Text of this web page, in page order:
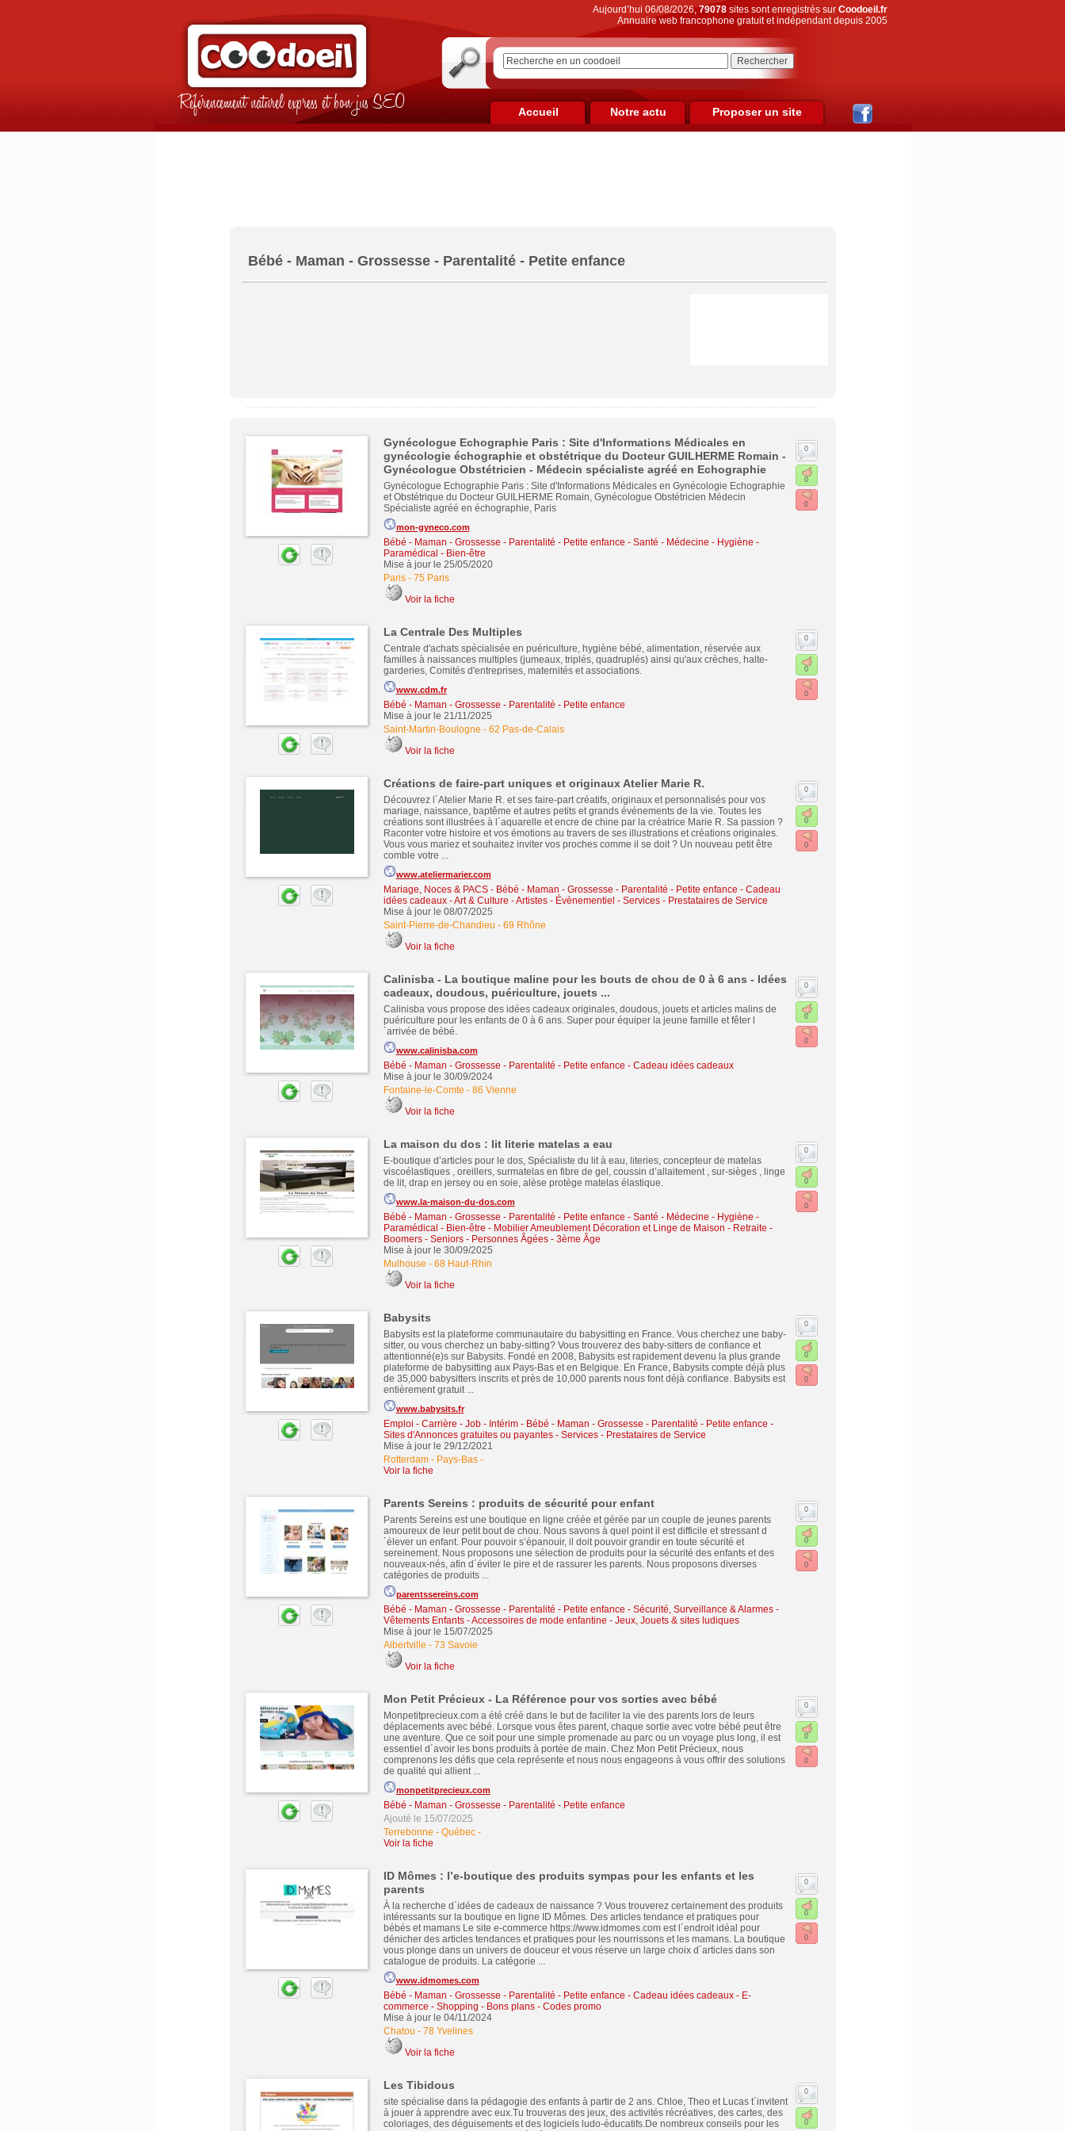
Référencement naturel express et bon jus SEO
Aujourd’hui 06/08/2026,79078sites sont enregistrés sur Coodoeil.fr
Annuaire web francophone gratuit et indépendant depuis 2005
Accueil Notre actu Proposer un site
Bébé - Maman - Grossesse - Parentalité - Petite enfance
Gynécologue Echographie Paris : Site d'Informations Médicales en
gynécologie échographie et obstétrique du Docteur GUILHERME Romain -
Gynécologue Obstétricien - Médecin spécialiste agréé en Echographie
Gynécologue Echographie Paris : Site d'Informations Médicales en Gynécologie Echographie
et Obstétrique du Docteur GUILHERME Romain, Gynécologue Obstétricien Médecin
Spécialiste agréé en échographie, Paris
mon-gyneco.com
Bébé - Maman - Grossesse - Parentalité - Petite enfance - Santé - Médecine - Hygiène -
Paramédical - Bien-être
Mise à jour le 25/05/2020
Paris- 75 Paris
Voir la fiche
0
0
0
La Centrale Des Multiples
Centrale d'achats spécialisée en puériculture, hygiène bébé, alimentation, réservée aux
familles à naissances multiples (jumeaux, triplés, quadruplés) ainsi qu'aux crèches, halte-
garderies, Comités d'entreprises, maternités et associations.
www.cdm.fr
Bébé - Maman - Grossesse - Parentalité - Petite enfance
Mise à jour le 21/11/2025
Saint-Martin-Boulogne - 62 Pas-de-Calais
Voir la fiche
0
0
0
Créations de faire-part uniques et originaux Atelier Marie R.
Découvrez l´Atelier Marie R. et ses faire-part créatifs, originaux et personnalisés pour vos
mariage, naissance, baptême et autres petits et grands événements de la vie. Toutes les
créations sont illustrées à l´aquarelle et encre de chine par la créatrice Marie R. Sa passion ?
Raconter votre histoire et vos émotions au travers de ses illustrations et créations originales.
Vous vous mariez et souhaitez inviter vos proches comme il se doit ? Un nouveau petit être
comble votre ...
www.ateliermarier.com
Mariage, Noces & PACS- Bébé - Maman - Grossesse - Parentalité - Petite enfance - Cadeau
idées cadeaux-Art & Culture - Artistes - Évènementiel - Services - Prestataires de Service
Mise à jour le 08/07/2025
Saint-Pierre-de-Chandieu - 69 Rhône
Voir la fiche
0
0
0
Calinisba - La boutique maline pour les bouts de chou de 0 à 6 ans - Idées
cadeaux, doudous, puériculture, jouets ...
Calinisba vous propose des idées cadeaux originales, doudous, jouets et articles malins de
puériculture pour les enfants de 0 à 6 ans. Super pour équiper la jeune famille et fêter l
´arrivée de bébé.
www.calinisba.com
Bébé - Maman - Grossesse - Parentalité - Petite enfance - Cadeau idées cadeaux
Mise à jour le 30/09/2024
Fontaine-le-Comte - 86 Vienne
Voir la fiche
0
0
0
La maison du dos : lit literie matelas a eau
E-boutique d’articles pour le dos, Spécialiste du lit à eau, literies, concepteur de matelas
viscoélastiques , oreillers, surmatelas en fibre de gel, coussin d’allaitement , sur-sièges , linge
de lit, drap en jersey ou en soie, alèse protège matelas élastique.
www.la-maison-du-dos.com
Bébé - Maman - Grossesse - Parentalité - Petite enfance - Santé - Médecine - Hygiène -
Paramédical - Bien-être - Mobilier Ameublement Décoration et Linge de Maison - Retraite -
Boomers - Seniors - Personnes Âgées - 3ème Âge
Mise à jour le 30/09/2025
Mulhouse - 68 Haut-Rhin
Voir la fiche
0
0
0
Babysits
Babysits est la plateforme communautaire du babysitting en France. Vous cherchez une baby-
sitter, ou vous cherchez un baby-sitting? Vous trouverez des baby-sitters de confiance et
attentionné(e)s sur Babysits. Fondé en 2008, Babysits est rapidement devenu la plus grande
plateforme de babysitting aux Pays-Bas et en Belgique. En France, Babysits compte déjà plus
de 35,000 babysitters inscrits et près de 10,000 parents nous font déjà confiance. Babysits est
entièrement gratuit ...
www.babysits.fr
Emploi - Carrière - Job - Intérim- Bébé - Maman - Grossesse - Parentalité - Petite enfance -
Sites d'Annonces gratuites ou payantes- Services - Prestataires de Service
Mise à jour le 29/12/2021
Rotterdam - Pays-Bas-
Voir la fiche
0
0
0
Parents Sereins : produits de sécurité pour enfant
Parents Sereins est une boutique en ligne créée et gérée par un couple de jeunes parents
amoureux de leur petit bout de chou. Nous savons à quel point il est difficile et stressant d
´élever un enfant. Pour pouvoir s’épanouir, il doit pouvoir grandir en toute sécurité et
sereinement. Nous proposons une sélection de produits pour la sécurité des enfants et des
nouveaux-nés, afin d´éviter le pire et de rassurer les parents. Nous proposons diverses
catégories de produits ...
parentssereins.com
Bébé - Maman - Grossesse - Parentalité - Petite enfance - Sécurité, Surveillance & Alarmes-
Vêtements Enfants - Accessoires de mode enfantine - Jeux, Jouets & sites ludiques
Mise à jour le 15/07/2025
Albertville - 73 Savoie
Voir la fiche
0
0
0
Mon Petit Précieux - La Référence pour vos sorties avec bébé
Monpetitprecieux.com a été créé dans le but de faciliter la vie des parents lors de leurs
déplacements avec bébé. Lorsque vous êtes parent, chaque sortie avec votre bébé peut être
une aventure. Que ce soit pour une simple promenade au parc ou un voyage plus long, il est
essentiel d´avoir les bons produits à portée de main. Chez Mon Petit Précieux, nous
comprenons les défis que cela représente et nous nous engageons à vous offrir des solutions
de qualité qui allient ...
monpetitprecieux.com
Bébé - Maman - Grossesse - Parentalité - Petite enfance
Ajouté le 15/07/2025
Terrebonne - Québec-
Voir la fiche
0
0
0
ID Mômes : l’e-boutique des produits sympas pour les enfants et les
parents
À la recherche d´idées de cadeaux de naissance ? Vous trouverez certainement des produits
intéressants sur la boutique en ligne ID Mômes. Des articles tendance et pratiques pour
bébés et mamans Le site e-commerce https://www.idmomes.com est l´endroit idéal pour
dénicher des articles tendances et pratiques pour les nourrissons et les mamans. La boutique
vous plonge dans un univers de douceur et vous réserve un large choix d´articles dans son
catalogue de produits. La catégorie ...
www.idmomes.com
Bébé - Maman - Grossesse - Parentalité - Petite enfance - Cadeau idées cadeaux- E-
commerce - Shopping - Bons plans - Codes promo
Mise à jour le 04/11/2024
Chatou - 78 Yvelines
Voir la fiche
0
0
0
Les Tibidous
site spécialise dans la pédagogie des enfants à partir de 2 ans. Chloe, Theo et Lucas t´invitent
à jouer à apprendre avec eux.Tu trouveras des jeux, des activités récréatives, des cartes, des
coloriages, des déguisements et des logiciels ludo-éducatifs.De nombreux conseils pour les
0
0